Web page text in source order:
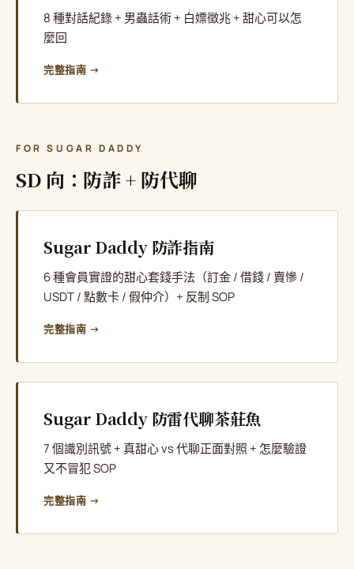
8 種對話紀錄 + 男蟲話術 + 白嫖徵兆 + 甜心可以怎
麼回
完整指南 →
FOR SUGAR DADDY
SD 向：防詐 + 防代聊
Sugar Daddy 防詐指南
6 種會員實證的甜心套錢手法（訂金 / 借錢 / 賣慘 /
USDT / 點數卡 / 假仲介）+ 反制 SOP
完整指南 →
Sugar Daddy 防雷代聊茶莊魚
7 個識別訊號 + 真甜心 vs 代聊正面對照 + 怎麼驗證
又不冒犯 SOP
完整指南 →